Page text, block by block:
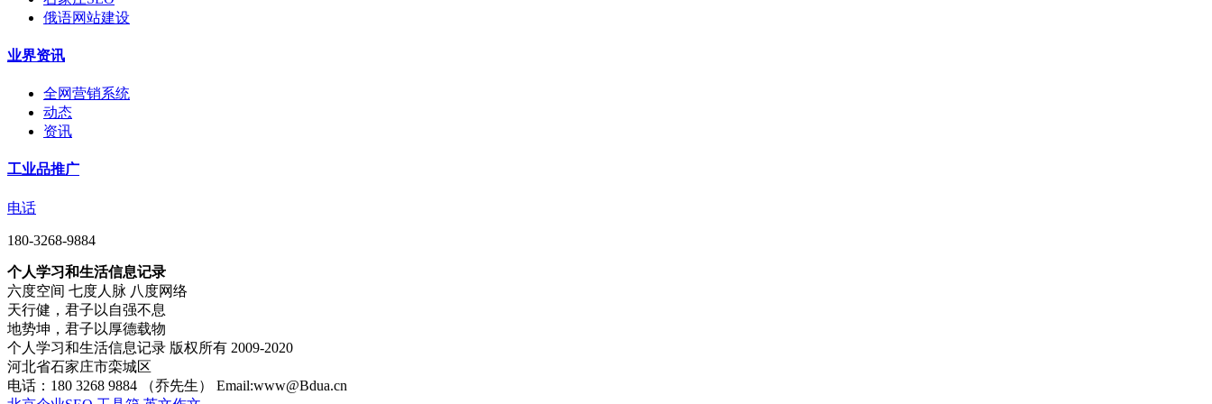
俄语网站建设
业界资讯
全网营销系统
动态
资讯
工业品推广
电话
180-3268-9884
个人学习和生活信息记录
六度空间 七度人脉 八度网络
天行健，君子以自强不息
地势坤，君子以厚德载物
个人学习和生活信息记录 版权所有 2009-2020
河北省石家庄市栾城区
电话：180 3268 9884 （乔先生） Email:www@Bdua.cn